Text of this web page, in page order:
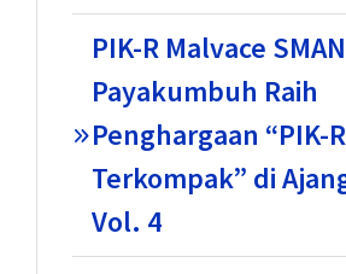
PIK-R Malvace
Payakumbuh Raih
Penghargaan “PIK-R
Terkompak” di
Vol. 4